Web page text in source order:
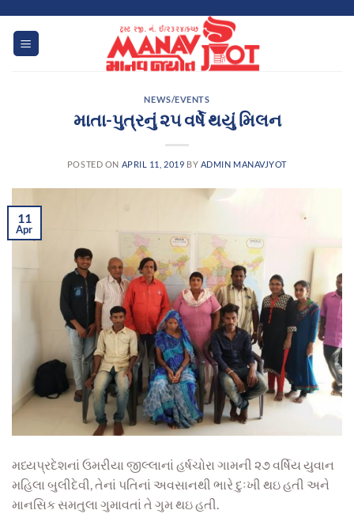
content
NEWS/EVENTS
માતા-પુત્રનું ૨૫ વર્ષે થયું મિલન
POSTED ON APRIL 11, 2019 BY ADMIN MANAVJYOT
11
Apr
મધ્યપ્રદેશનાં ઉમરીયા જીલ્લાનાં હર્ષચોરા ગામની ૨૭ વર્ષિય યુવાન
મહિલા બુલીદેવી, તેનાં પતિનાં અવસાનથી ભારે દુઃખી થઇ હતી અને
માનસિક સમતુલા ગુમાવતાં તે ગુમ થઇ હતી.